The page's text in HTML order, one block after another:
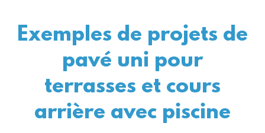
Exemples de projets de
pavé uni pour
terrasses et cours
arrière avec piscine